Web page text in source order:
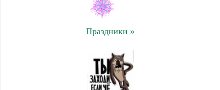
Праздники »